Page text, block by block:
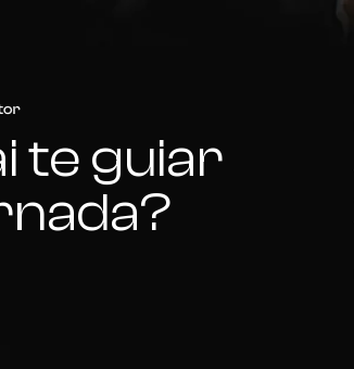
te guiar